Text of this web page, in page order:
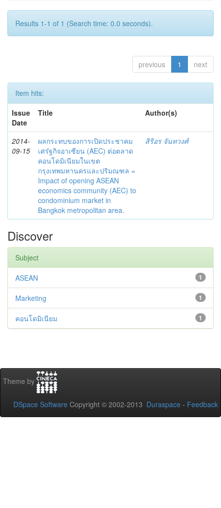
Results 1-1 of 1 (Search time: 0.0 seconds).
previous 1 next
Item hits:
Issue
Date
Title Author(s)
2014-
09-15
ผลกระทบของการเปิดประชาคม
เศร๋ฐกิจอาเซียน (AEC) ต่อตลาด
คอนโดมิเนียมในเขต
กรุงเทพมหานครและปริมณฑล =
Impact of opening ASEAN
economics community (AEC) to
condominium market in
Bangkok metropolitan area.
สิริอร จันทวงศ์
Discover
Subject
1
ASEAN
1
Marketing
1
คอนโดมิเนียม
Theme by
DSpace Software Copyright © 2002-2013 Duraspace - Feedback